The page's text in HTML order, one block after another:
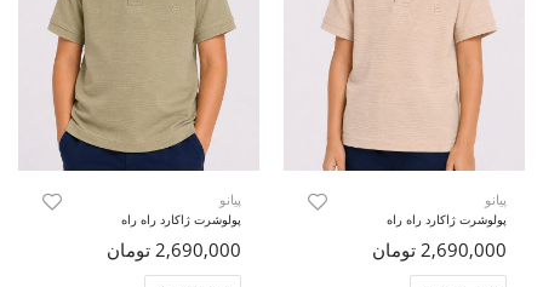
پیانو
پولوشرت ژاکارد راه راه
2,690,000 تومان
پیانو
پولوشرت ژاکارد راه راه
2,690,000 تومان